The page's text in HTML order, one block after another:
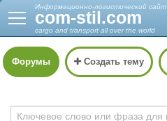
Информационно-логистический сайт
com-stil.com
cargo and transport all over the world
Форумы Создать тему